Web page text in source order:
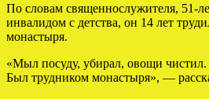
По словам священнослужителя, 51-
инвалидом с детства, он 14 лет
монастыря.
«Мыл посуду, убирал, овощи
Был трудником монастыря», —